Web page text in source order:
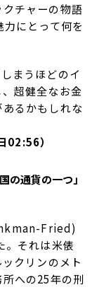
チャーの物語
にとって何を
まうほどのイ
超健全なお金
るかもしれな
）
の通貨の一つ」
Fried)
。それは米俵
クリンのメト
への25年の刑